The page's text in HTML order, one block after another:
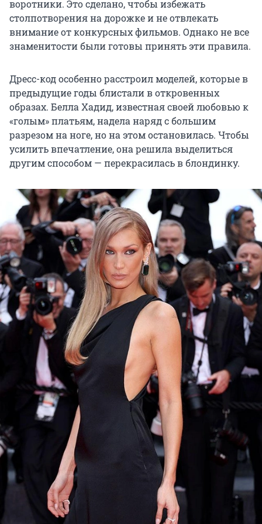
воротники. Это сделано, чтобы избежать
столпотворения на дорожке и не отвлекать
внимание от конкурсных фильмов. Однако не все
знаменитости были готовы принять эти правила.
Дресс-код особенно расстроил моделей, которые в
предыдущие годы блистали в откровенных
образах. Белла Хадид, известная своей любовью к
«голым» платьям, надела наряд с большим
разрезом на ноге, но на этом остановилась. Чтобы
усилить впечатление, она решила выделиться
другим способом — перекрасилась в блондинку.